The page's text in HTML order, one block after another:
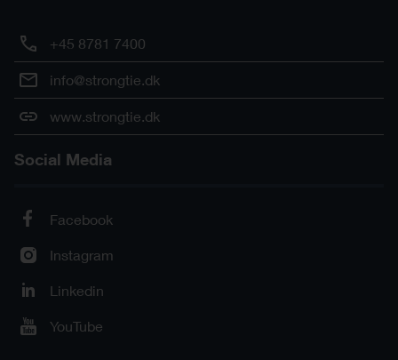
+45 8781 7400
info@strongtie.dk
www.strongtie.dk
Social Media
Facebook
Instagram
Linkedin
YouTube